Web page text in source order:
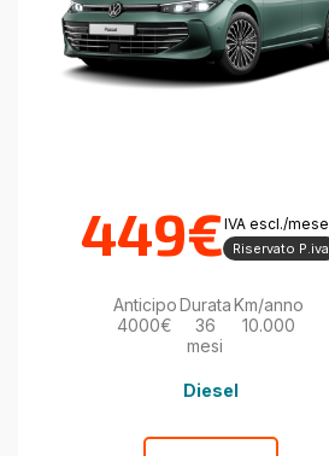
449€IVA escl./mese
Riservato P.iva
Anticipo
4000€
Durata
36
mesi
Km/anno
10.000
Diesel